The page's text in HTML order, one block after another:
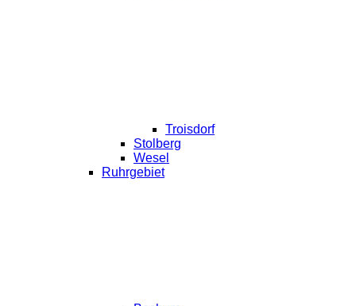
Troisdorf
Stolberg
Wesel
Ruhrgebiet